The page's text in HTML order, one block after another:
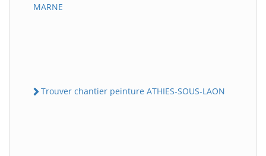
MARNE
Trouver chantier peinture ATHIES-SOUS-LAON